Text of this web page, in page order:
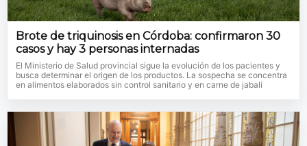
Brote de triquinosis en Córdoba: confirmaron 30
casos y hay 3 personas internadas
El Ministerio de Salud provincial sigue la evolución de los pacientes y
busca determinar el origen de los productos. La sospecha se concentra
en alimentos elaborados sin control sanitario y en carne de jabalí